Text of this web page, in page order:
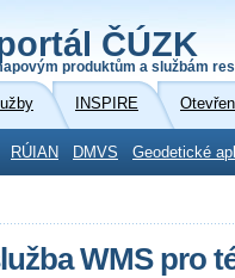
ČÚZK
produktům a službám
INSPIRE
RÚIAN DMVS Geodetické
WMS pro